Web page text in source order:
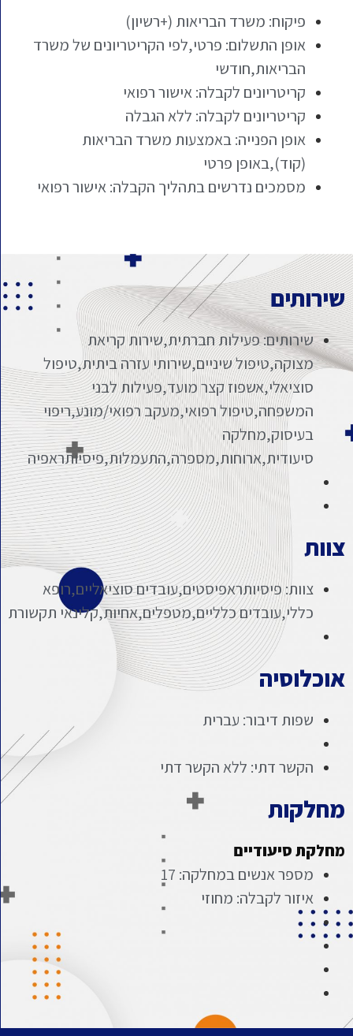
פיקוח: משרד הבריאות (+רשיון)
אופן התשלום: פרטי,לפי הקריטריונים של משרד
הבריאות,חודשי
קריטריונים לקבלה: אישור רפואי
קריטריונים לקבלה: ללא הגבלה
אופן הפנייה: באמצעות משרד הבריאות
(קוד),באופן פרטי
מסמכים נדרשים בתהליך הקבלה: אישור רפואי
שירותים
שירותים: פעילות חברתית,שירות קריאת
מצוקה,טיפול שיניים,שירותי עזרה ביתית,טיפול
סוציאלי,אשפוז קצר מועד,פעילות לבני
המשפחה,טיפול רפואי,מעקב רפואי/מונע,ריפוי
בעיסוק,מחלקה
סיעודית,ארוחות,מספרה,התעמלות,פיסיותראפיה
צוות
צוות: פיסיותראפיסטים,עובדים סוציאליים,רופא
כללי,עובדים כלליים,מטפלים,אחיות,קלינאי תקשורת
אוכלוסיה
שפות דיבור: עברית
הקשר דתי: ללא הקשר דתי
מחלקות
מחלקת סיעודיים
מספר אנשים במחלקה: 17
איזור לקבלה: מחוזי